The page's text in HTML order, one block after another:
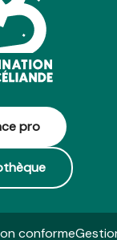
pro
conforme